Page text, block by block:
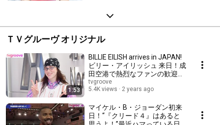
ＴＶグルーヴ オリジナル
1:53
BILLIE EILISH arrives in JAPAN!
ビリー・アイリッシュ 来日！成
田空港で熱烈なファンの歓迎を
受けニッコリ満面の笑み
tvgroove
5.4K views
2 years ago
マイケル・B・ジョーダン初来
日！“『クリード４』はあると